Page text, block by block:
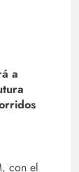
a
con el